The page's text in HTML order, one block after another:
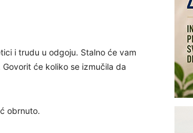
i trudu u odgoju. Stalno će vam
će koliko se izmučila da
obrnuto.